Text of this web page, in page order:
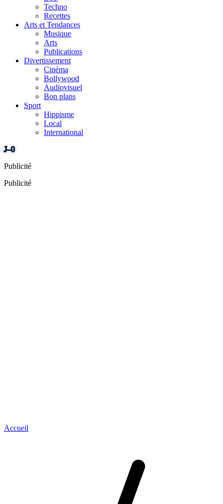
Techno
Recettes
Arts et Tendances
Musique
Arts
Publications
Divertissement
Cinéma
Bollywood
Audiovisuel
Bon plans
Sport
Hippisme
Local
International
J–0
Publicité
Publicité
Accueil